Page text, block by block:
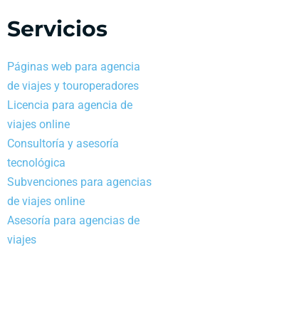
Servicios
Páginas web para agencia
de viajes y touroperadores
Licencia para agencia de
viajes online
Consultoría y asesoría
tecnológica
Subvenciones para agencias
de viajes online
Asesoría para agencias de
viajes